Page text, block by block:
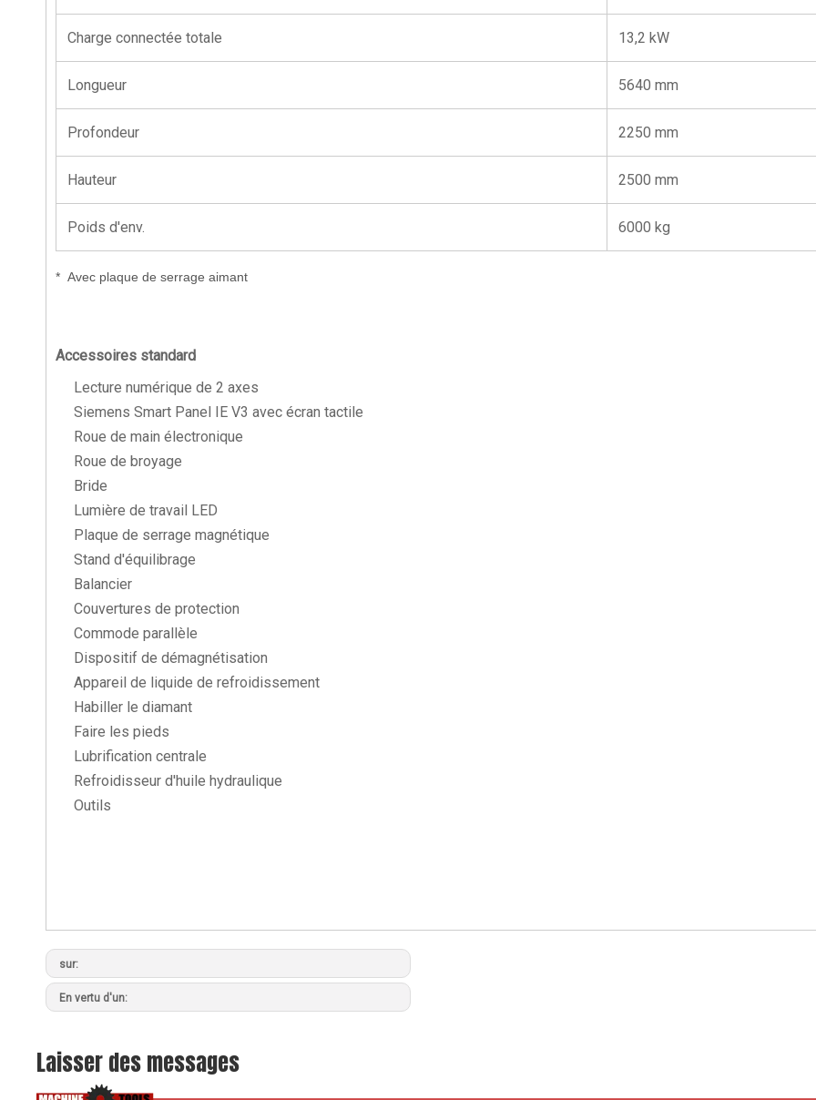
Charge connectée totale 13,2 kW
Longueur 5640 mm
Profondeur 2250 mm
Hauteur 2500 mm
Poids d'env. 6000 kg
* Avec plaque de serrage aimant
Accessoires standard
Lecture numérique de 2 axes
Siemens Smart Panel IE V3 avec écran tactile
Roue de main électronique
Roue de broyage
Bride
Lumière de travail LED
Plaque de serrage magnétique
Stand d'équilibrage
Balancier
Couvertures de protection
Commode parallèle
Dispositif de démagnétisation
Appareil de liquide de refroidissement
Habiller le diamant
Faire les pieds
Lubrification centrale
Refroidisseur d'huile hydraulique
Outils
sur:
En vertu d'un:
Laisser des messages